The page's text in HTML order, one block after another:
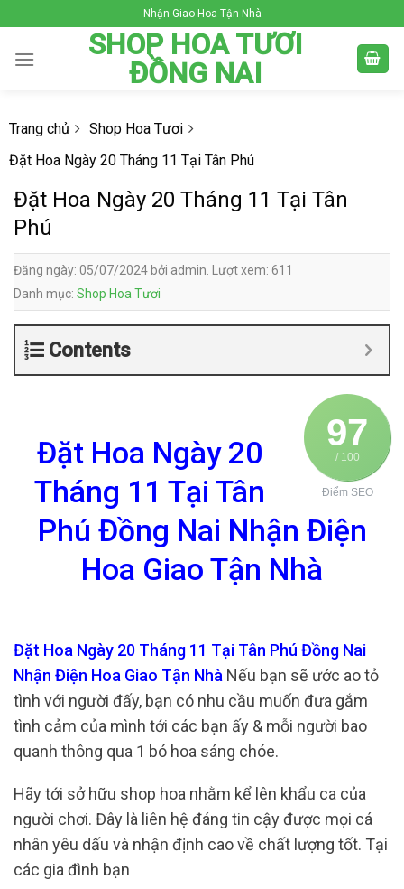
to
content
Nhận Giao Hoa Tận Nhà
SHOP HOA TƯƠI
ĐỒNG NAI
Trang chủ
Shop Hoa Tươi
Đặt Hoa Ngày 20 Tháng 11 Tại Tân Phú
Đặt Hoa Ngày 20 Tháng 11 Tại Tân
Phú
Đăng ngày: 05/07/2024 bởi admin. Lượt xem: 611
Danh mục: Shop Hoa Tươi
Contents
97
/ 100
Điểm SEO
Đặt Hoa Ngày 20
Tháng 11 Tại Tân
Phú Đồng Nai Nhận Điện
Hoa Giao Tận Nhà
Đặt Hoa Ngày 20 Tháng 11 Tại Tân Phú Đồng Nai
Nhận Điện Hoa Giao Tận Nhà Nếu bạn sẽ ước ao tỏ
tình với người đấy, bạn có nhu cầu muốn đưa gắm
tình cảm của mình tới các bạn ấy & mỗi người bao
quanh thông qua 1 bó hoa sáng chóe.
Hãy tới sở hữu shop hoa nhằm kể lên khẩu ca của
người chơi. Đây là liên hệ đáng tin cậy được mọi cá
nhân yêu dấu và nhận định cao về chất lượng tốt. Tại
các gia đình bạn